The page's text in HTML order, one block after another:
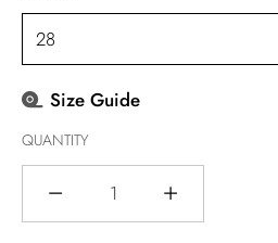
Size Guide
QUANTITY